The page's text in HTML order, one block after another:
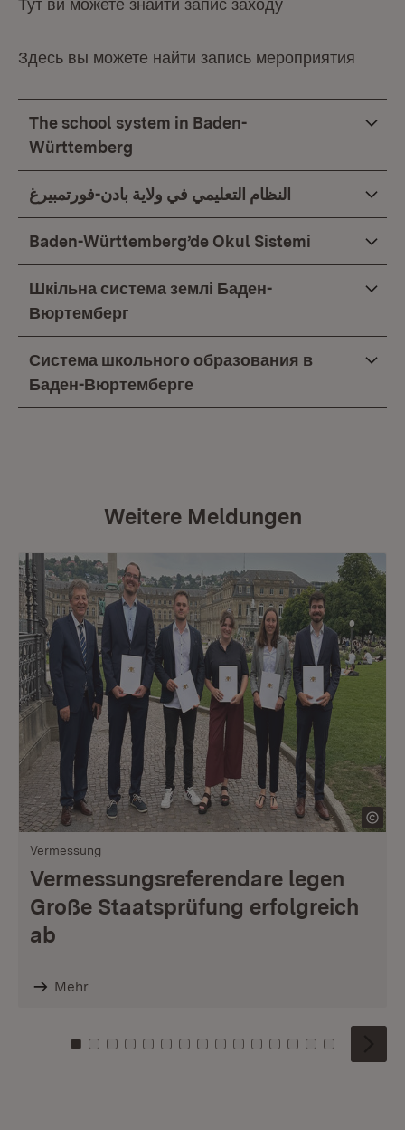
Тут ви можете знайти запис заходу
Здесь вы можете найти запись мероприятия
The school system in Baden-
Württemberg
النظام التعليمي في ولاية بادن-فورتمبيرغ
Baden-Württemberg’de Okul Sistemi
Шкільна система землі Баден-
Вюртемберг
Система школьного образования в
Баден-Вюртемберге
Weitere Meldungen
Vermessung
Vermessungsreferendare legen
Große Staatsprüfung erfolgreich
ab
Mehr
Zu Kachel: 0
Zu Kachel: 1
Zu Kachel: 2
Zu Kachel: 3
Zu Kachel: 4
Zu Kachel: 5
Zu Kachel: 6
Zu Kachel: 7
Zu Kachel: 8
Zu Kachel: 9
Zu Kachel: 10
Zu Kachel: 11
Zu Kachel: 12
Zu Kachel:
Zu